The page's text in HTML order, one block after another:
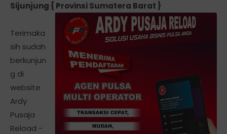
Sijunjung { Provinsi Sumatera Barat }
Terimaka
sih sudah
berkunjun
g di
website
Ardy
Pusaja
Reload -